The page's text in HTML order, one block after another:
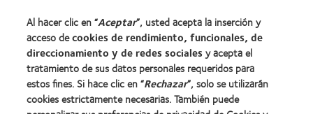
Usuario con experiencia
Acerca de CooperVision
Carreras
Noticias
Al hacer clic en “Aceptar”, usted acepta la inserción y
acceso decookies de rendimiento, funcionales, de
direccionamiento y de redes socialesy acepta el
tratamiento de sus datos personales requeridos para
estos fines. Si hace clic en “Rechazar”, solo se utilizarán
cookies estrictamente necesarias. También puede